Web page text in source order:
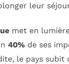
leur
met en
40% de ses
le pays